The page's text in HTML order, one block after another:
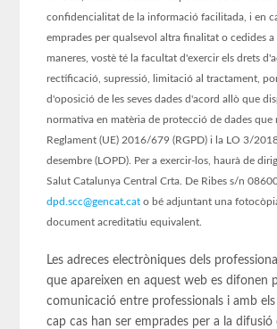
confidencialitat de la informació facilitada, i en
emprades per qualsevol altra finalitat o cedides a
maneres, vostè té la facultat d'exercir els drets
rectificació, supressió, limitació al tractament,
d'oposició de les seves dades d'acord allò que
normativa en matèria de protecció de dades que
Reglament (UE) 2016/679 (RGPD) i la LO 3/
desembre (LOPD). Per a exercir-los, haurà de
Salut Catalunya Central Crta. De Ribes s/n
dpd.scc@gencat.cat o bé adjuntant una
document acreditatiu equivalent.
Les adreces electròniques dels
que apareixen en aquest web es difonen
comunicació entre professionals i amb
cap cas han ser emprades per a la